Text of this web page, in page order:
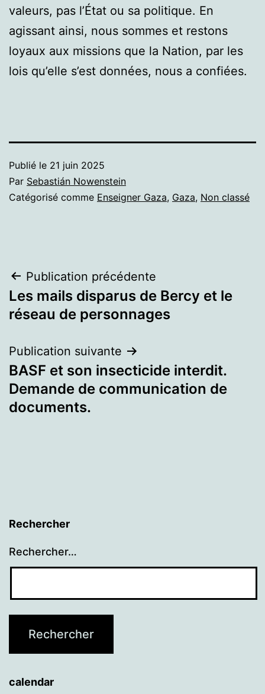
valeurs, pas l’État ou sa politique. En
agissant ainsi, nous sommes et restons
loyaux aux missions que la Nation, par les
lois qu’elle s’est données, nous a confiées.
Publié le 21 juin 2025
Par Sebastián Nowenstein
Catégorisé comme Enseigner Gaza, Gaza, Non classé
Navigation
de
Publication précédente
Les mails disparus de Bercy et le
réseau de personnages
Publication suivante
BASF et son insecticide interdit.
Demande de communication de
documents.
Rechercher
Rechercher…
calendar